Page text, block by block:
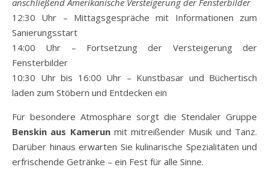
anschließend Amerikanische Versteigerung der Fensterbilder
12:30 Uhr – Mittagsgespräche mit Informationen zum
Sanierungsstart
14:00 Uhr – Fortsetzung der Versteigerung der
Fensterbilder
10:30 Uhr bis 16:00 Uhr – Kunstbasar und Büchertisch
laden zum Stöbern und Entdecken ein
Für besondere Atmosphäre sorgt die Stendaler Gruppe
Benskin aus Kamerunmit mitreißender Musik und Tanz.
Darüber hinaus erwarten Sie kulinarische Spezialitäten und
erfrischende Getränke – ein Fest für alle Sinne.